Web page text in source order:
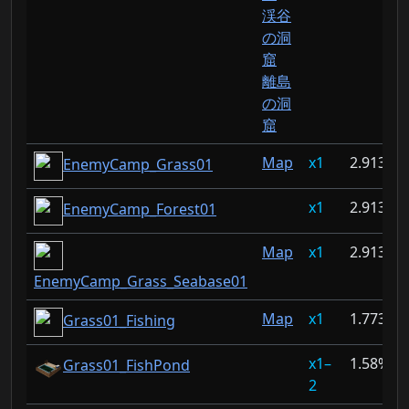
渓谷
の洞
窟
離島
の洞
窟
EnemyCamp_Grass01
Map 1 2.913%
EnemyCamp_Forest01 1 2.913%
EnemyCamp_Grass_Seabase01
Map 1 2.913%
Grass01_Fishing Map 1 1.773%
Grass01_FishPond
1–
2
1.58%